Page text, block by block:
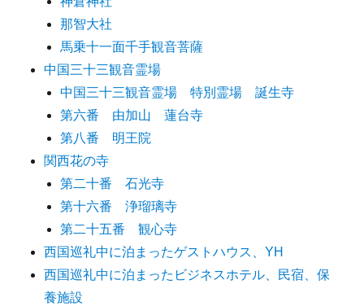
那智大社
馬乗十一面千手観音菩薩
中国三十三観音霊場
中国三十三観音霊場 特別霊場 誕生寺
第六番 由加山 蓮台寺
第八番 明王院
関西花の寺
第二十番 石光寺
第十六番 浄瑠璃寺
第二十五番 観心寺
西国巡礼中に泊まったゲストハウス、YH
西国巡礼中に泊まったビジネスホテル、民宿、保
養施設